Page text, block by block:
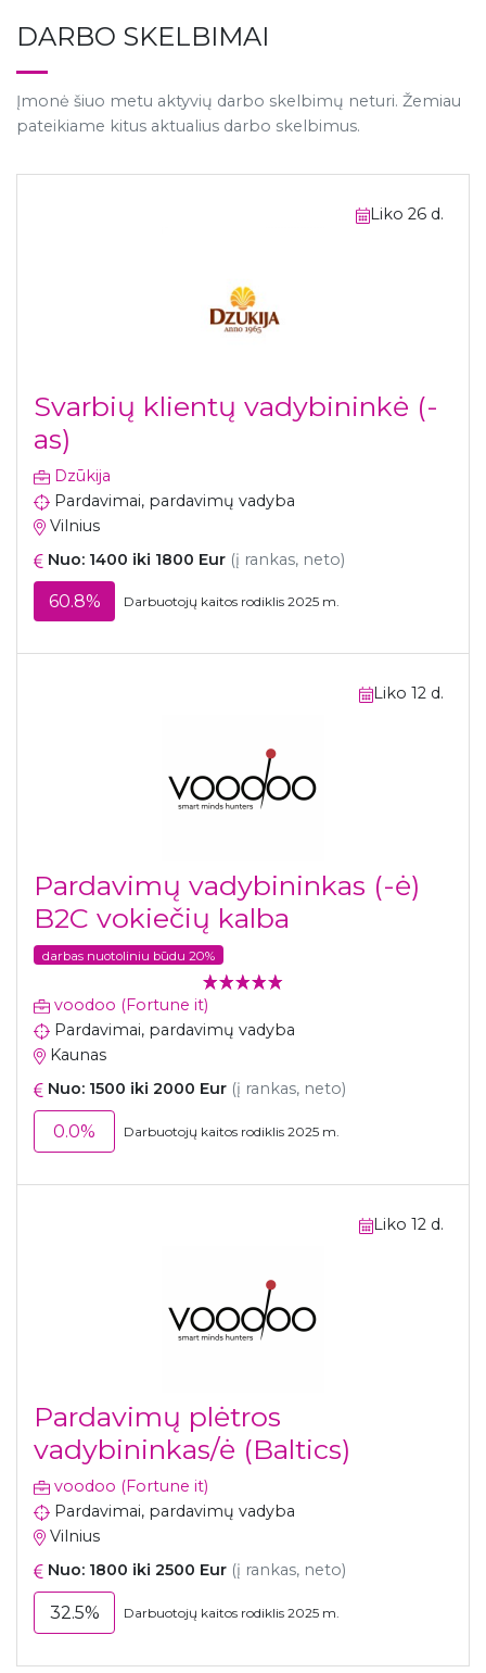
DARBO SKELBIMAI
Įmonė šiuo metu aktyvių darbo skelbimų neturi. Žemiau
pateikiame kitus aktualius darbo skelbimus.
Liko 26 d.
Svarbių klientų vadybininkė (-
as)
Dzūkija
Pardavimai, pardavimų vadyba
Vilnius
Nuo: 1400 iki 1800 Eur (į rankas, neto)
60.8% Darbuotojų kaitos rodiklis 2025 m.
Liko 12 d.
Pardavimų vadybininkas (-ė)
B2C vokiečių kalba
darbas nuotoliniu būdu 20%
voodoo (Fortune it)
Pardavimai, pardavimų vadyba
Kaunas
Nuo: 1500 iki 2000 Eur (į rankas, neto)
0.0% Darbuotojų kaitos rodiklis 2025 m.
Liko 12 d.
Pardavimų plėtros
vadybininkas/ė (Baltics)
voodoo (Fortune it)
Pardavimai, pardavimų vadyba
Vilnius
Nuo: 1800 iki 2500 Eur (į rankas, neto)
32.5% Darbuotojų kaitos rodiklis 2025 m.